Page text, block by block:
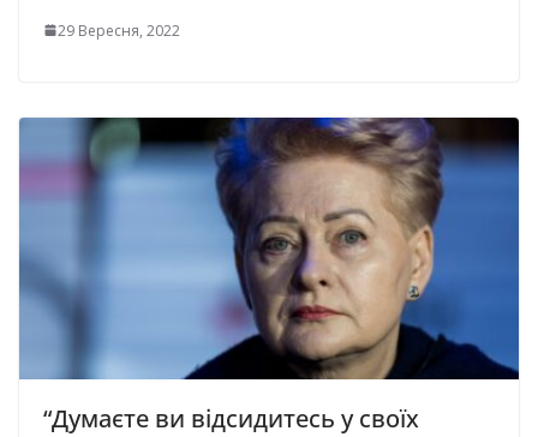
29 Вересня, 2022
“Думаєте ви відсидитесь у своїх